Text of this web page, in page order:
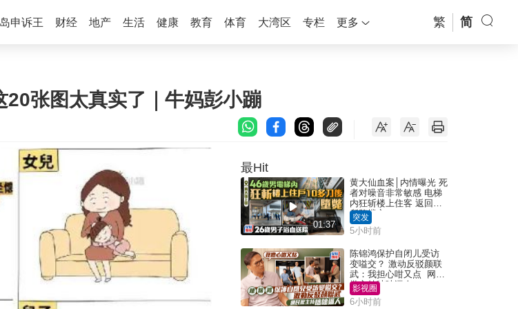
申诉王 财经 地产 生活 健康 教育 体育 大湾区 专栏 更多 繁 简
张图太真实了｜牛妈彭小蹦
最Hit
01:37
黄大仙血案│内情曝光 死
者对噪音非常敏感 电梯
内狂斩楼上住客 返回住
所堕楼亡
突发
5小时前
陈锦鸿保护自闭儿受访
变嗌交？ 激动反驳颜联
武：我担心咁又点 网民
批主持咄咄逼人
影视圈
6小时前